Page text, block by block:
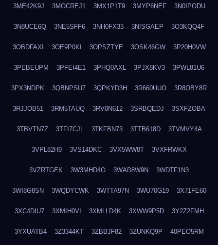
3ME42K9J 3MOCREJ1 3MX1P1T9 3MYP6NEF 3N0IPODU
3N8UCE6Q 3NE5SFF6 3NH0FX33 3NISGAEP 3O3KQQ4F
3OBDFAXI 3OE9P0KI 3OPSZTYE 3OSK46GW 3P20H0VW
3PEBEUPM 3PFEI4E1 3PHQ0AXL 3PJX8KV3 3PWL81U6
3PX3NDPK 3QBNPSU7 3QPKYD3H 3R660UUO 3R8OBY8R
3RJJOB51 3RM5TAUQ 3RV0N612 3SRBQEDJ 3SXFZOBA
3TBVTN7Z 3TFI7CJL 3TKFBN73 3TTB618D 3TVMVY4A
3VPL82H9 3VS14DKC 3VX5WW8T 3VXFRWKX
3VZRTGEK 3W3MHD4O 3WAD8W9N 3WDTF1N3
3WI8G8SN 3WQDYCWK 3WTTA97N 3WU70G19 3X71FE60
3XC4DIU7 3XMIH0VI 3XMLLD4K 3XWW9P5D 3Y2Z2FMH
3YXUATB4 3Z3344KT 3ZBBJF82 3ZUNKQ9P 40PEO5RM